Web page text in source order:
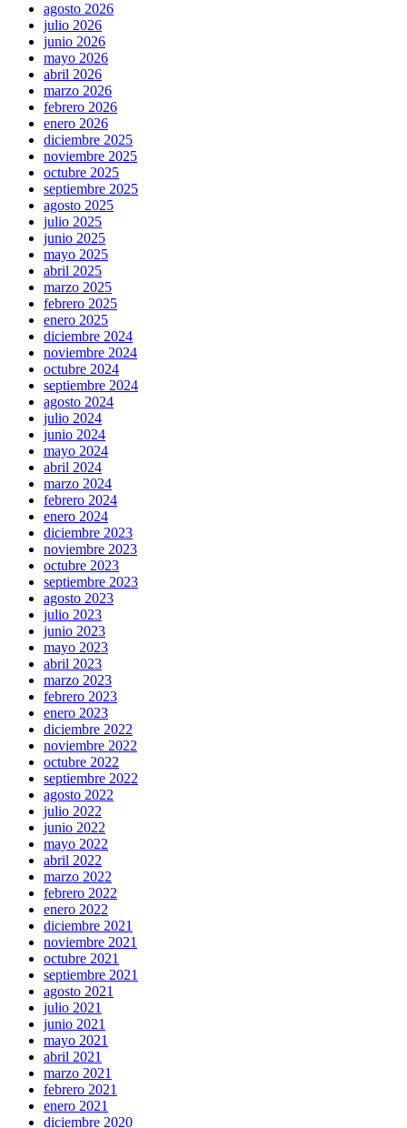
agosto 2026
julio 2026
junio 2026
mayo 2026
abril 2026
marzo 2026
febrero 2026
enero 2026
diciembre 2025
noviembre 2025
octubre 2025
septiembre 2025
agosto 2025
julio 2025
junio 2025
mayo 2025
abril 2025
marzo 2025
febrero 2025
enero 2025
diciembre 2024
noviembre 2024
octubre 2024
septiembre 2024
agosto 2024
julio 2024
junio 2024
mayo 2024
abril 2024
marzo 2024
febrero 2024
enero 2024
diciembre 2023
noviembre 2023
octubre 2023
septiembre 2023
agosto 2023
julio 2023
junio 2023
mayo 2023
abril 2023
marzo 2023
febrero 2023
enero 2023
diciembre 2022
noviembre 2022
octubre 2022
septiembre 2022
agosto 2022
julio 2022
junio 2022
mayo 2022
abril 2022
marzo 2022
febrero 2022
enero 2022
diciembre 2021
noviembre 2021
octubre 2021
septiembre 2021
agosto 2021
julio 2021
junio 2021
mayo 2021
abril 2021
marzo 2021
febrero 2021
enero 2021
diciembre 2020